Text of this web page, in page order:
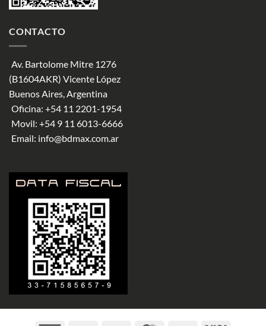
CONTACTO
Av. Bartolome Mitre 1276
(B1604AKR) Vicente López
Buenos Aires, Argentina
Oficina: +54 11 2201-1954
Movil: +54 9 11 6013-6666
Email: info@bdmax.com.ar